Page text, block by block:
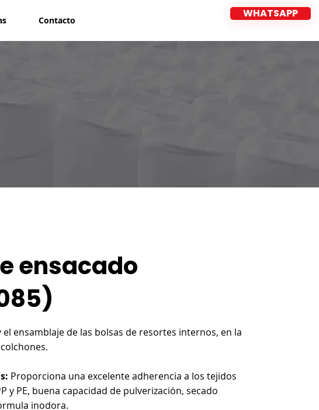
Contacto WHATSAPP
ensacado
el ensamblaje de las bolsas de resortes internos, en la
Proporciona una excelente adherencia a los tejidos
y PE, buena capacidad de pulverización, secado
inodora.